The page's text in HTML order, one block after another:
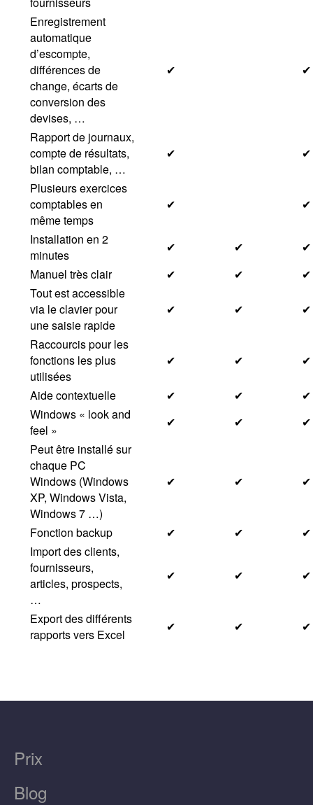
Enregistrement
automatique
d’escompte,
différences de
change, écarts de
conversion des
devises, …
✔ ✔
Rapport de journaux,
compte de résultats,
bilan comptable, …
✔ ✔
Plusieurs exercices
comptables en
même temps
✔ ✔
Installation en 2
minutes
✔ ✔
✔
Manuel très clair
✔ ✔
✔
Tout est accessible
via le clavier pour
une saisie rapide
✔ ✔ ✔
Raccourcis pour les
fonctions les plus
utilisées
✔ ✔ ✔
Aide contextuelle ✔ ✔
✔
Windows « look and
feel »
✔ ✔
✔
Peut être installé sur
chaque PC
Windows (Windows
XP, Windows Vista,
Windows 7 …)
✔ ✔ ✔
Fonction backup ✔ ✔
✔
Import des clients,
fournisseurs,
articles, prospects,
…
✔ ✔ ✔
Export des différents
rapports vers Excel
✔ ✔ ✔
Prix
Blog